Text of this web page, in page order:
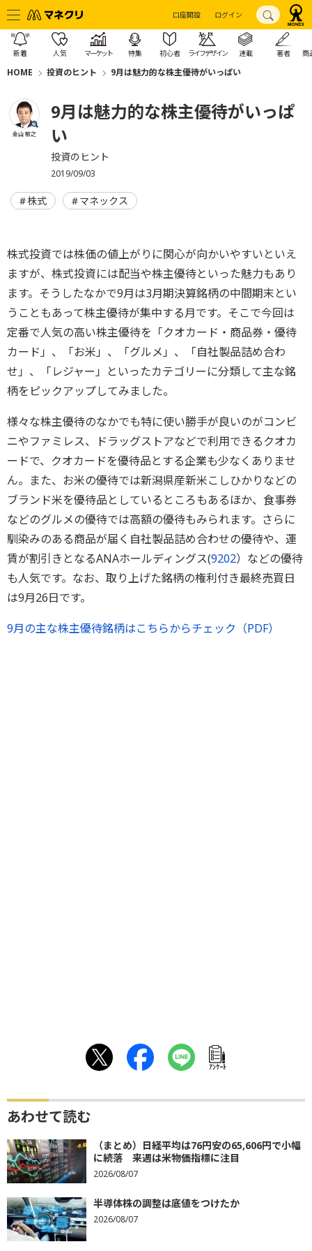
口座開設 ログイン
新着 人気 マーケット 特集 初心者 ライフデザイン 連載 著者 商
HOME 投資のヒント 9月は魅力的な株主優待がいっぱい
金山 敏之
9月は魅力的な株主優待がいっぱ
い
投資のヒント
2019/09/03
株式 マネックス
株式投資では株価の値上がりに関心が向かいやすいといえ
ますが、株式投資には配当や株主優待といった魅力もあり
ます。そうしたなかで9月は3月期決算銘柄の中間期末とい
うこともあって株主優待が集中する月です。そこで今回は
定番で人気の高い株主優待を「クオカード・商品券・優待
カード」、「お米」、「グルメ」、「自社製品詰め合わ
せ」、「レジャー」といったカテゴリーに分類して主な銘
柄をピックアップしてみました。
様々な株主優待のなかでも特に使い勝手が良いのがコンビ
ニやファミレス、ドラッグストアなどで利用できるクオカ
ードで、クオカードを優待品とする企業も少なくありませ
ん。また、お米の優待では新潟県産新米こしひかりなどの
ブランド米を優待品としているところもあるほか、食事券
などのグルメの優待では高額の優待もみられます。さらに
馴染みのある商品が届く自社製品詰め合わせの優待や、運
賃が割引きとなるANAホールディングス(9202）などの優待
も人気です。なお、取り上げた銘柄の権利付き最終売買日
は9月26日です。
9月の主な株主優待銘柄はこちらからチェック（PDF）
ｱﾝｹｰﾄ
あわせて読む
（まとめ）日経平均は76円安の65,606円で小幅
に続落 来週は米物価指標に注目
2026/08/07
半導体株の調整は底値をつけたか
2026/08/07